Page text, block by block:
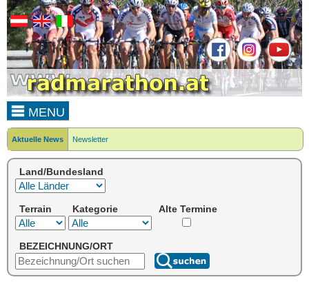
MENU
Aktuelle News Newsletter
Land/Bundesland
Terrain Kategorie Alte Termine
BEZEICHNUNG/ORT